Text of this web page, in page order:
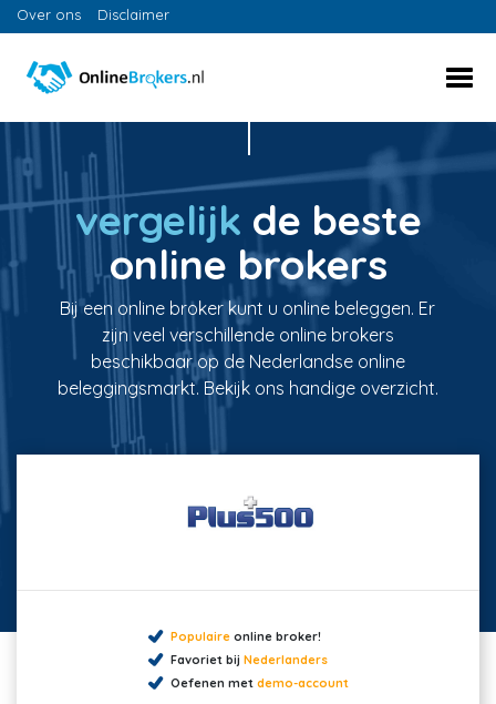
Over ons Disclaimer
vergelijk de beste
online brokers
Bij een online broker kunt u online beleggen. Er
zijn veel verschillende online brokers
beschikbaar op de Nederlandse online
beleggingsmarkt. Bekijk ons handige overzicht.
Populaireonline broker!
Favoriet bij Nederlanders
Oefenen met demo-account